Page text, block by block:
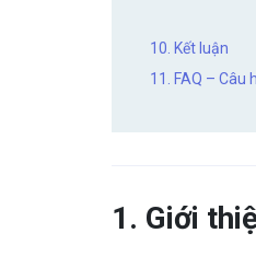
10. Kết luận
11. FAQ – Câu
1. Giới